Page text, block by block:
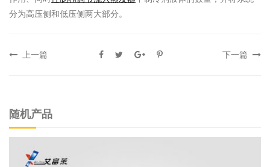
分为高压侧和低压侧两大部分。
上一篇 下一篇
随机产品